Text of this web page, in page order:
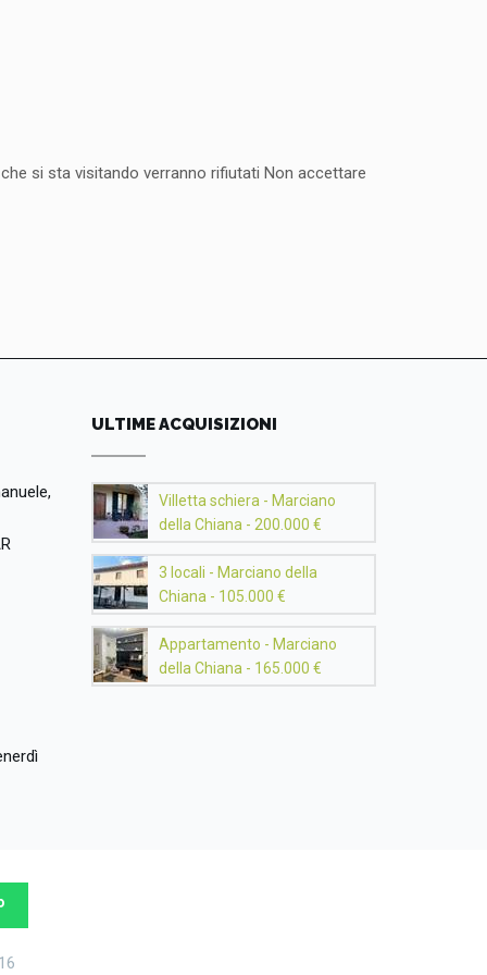
si sta visitando verranno rifiutati Non accettare
ULTIME ACQUISIZIONI
Villetta schiera - Marciano
della Chiana - 200.000 €
3 locali - Marciano della
Chiana - 105.000 €
Appartamento - Marciano
della Chiana - 165.000 €